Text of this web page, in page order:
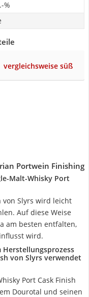
%
vergleichsweise süß
Portwein Finishing
Malt-Whisky Port
von Slyrs wird leicht
Auf diese Weise
am besten entfalten,
wird.
Herstellungsprozess
von Slyrs verwendet
Port Cask Finish
Dourotal und seinen